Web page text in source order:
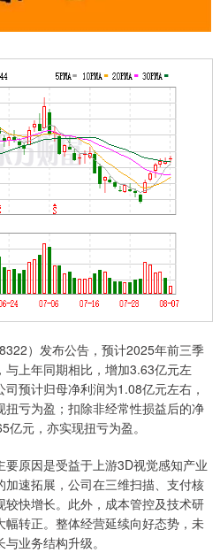
）发布公告，预计2025年前三季
上年同期相比，增加3.63亿元左
预计归母净利润为1.08亿元左右，
亏为盈；扣除非经常性损益后的净
元，亦实现扭亏为盈。
原因是受益于上游3D视觉感知产业
速拓展，公司在三维扫描、支付核
快增长。此外，成本管控及技术研
转正。整体经营延续向好态势，未
业务结构升级。